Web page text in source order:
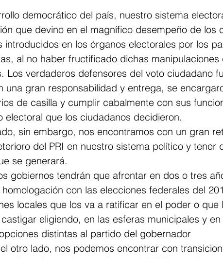
democrático del país, nuestro sistema
que devino en el magnífico desempeño de los
introducidos en los órganos electorales por los
al no haber fructificado dichas manipulaciones
Los verdaderos defensores del voto ciudadano
una gran responsabilidad y entrega, se
de casilla y cumplir cabalmente con sus
electoral que los ciudadanos decidieron.
sin embargo, nos encontramos con un gran
del PRI en nuestro sistema político y tener
se generará.
gobiernos tendrán que afrontar en dos o tres
con las elecciones federales del
locales que los va a ratificar en el poder o que
eligiendo, en las esferas municipales y en
distintas al partido del gobernador
otro lado, nos podemos encontrar con